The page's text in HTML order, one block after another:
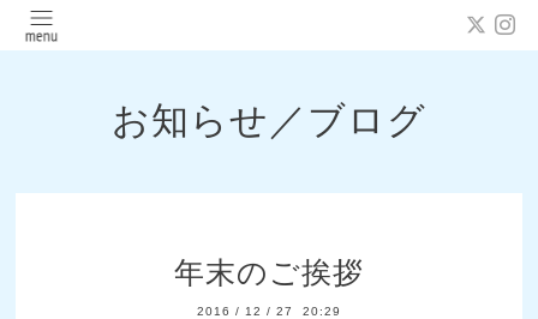
お知らせ／ブログ
年末のご挨拶
2016 / 12 / 27 20:29